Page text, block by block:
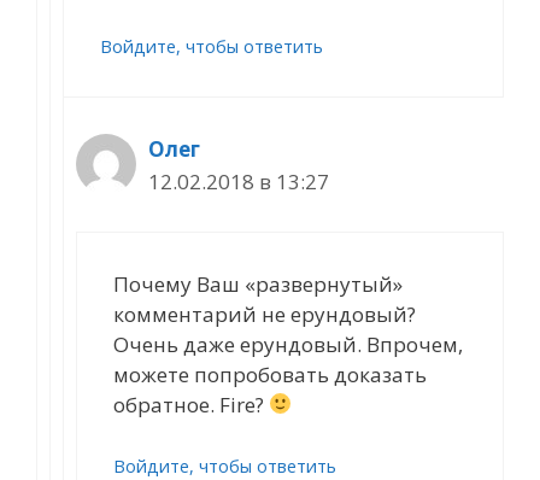
Войдите, чтобы ответить
Олег
12.02.2018 в 13:27
Почему Ваш «развернутый»
комментарий не ерундовый?
Очень даже ерундовый. Впрочем,
можете попробовать доказать
обратное. Fire?
Войдите, чтобы ответить